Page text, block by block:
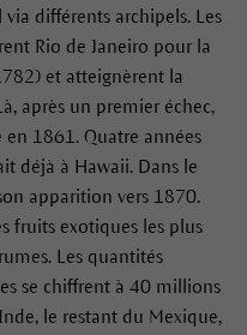
via différents archipels. Les
Rio de Janeiro pour la
et atteignèrent la
après un premier échec,
en 1861. Quatre années
déjà à Hawaii. Dans le
apparition vers 1870.
fruits exotiques les plus
Les quantités
se chiffrent à 40 millions
le restant du Mexique,